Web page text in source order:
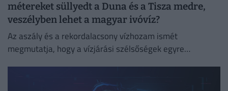
métereket süllyedt a Duna és a Tisza medre,
veszélyben lehet a magyar ivóvíz?
Az aszály és a rekordalacsony vízhozam ismét
megmutatja, hogy a vízjárási szélsőségek egyre